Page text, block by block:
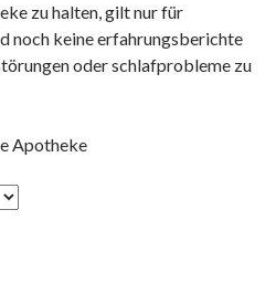
zu halten, gilt nur für
noch keine erfahrungsberichte
oder schlafprobleme zu
Apotheke